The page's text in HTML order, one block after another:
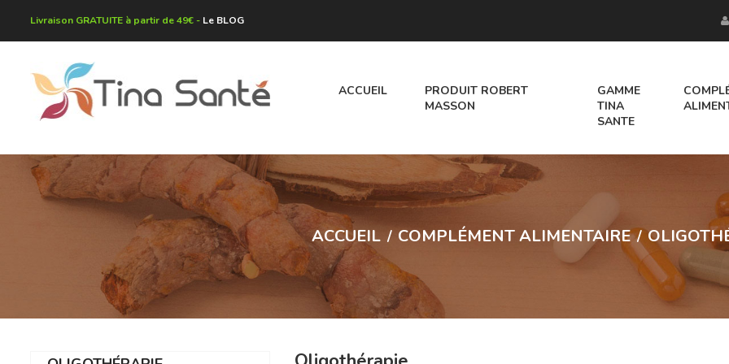
Livraison GRATUITE à partir de 49€ - Le BLOG
ACCUEIL
PRODUIT ROBERT
MASSON
GAMME
TINA
SANTE
ACCUEIL COMPLÉMENT ALIMENTAIRE